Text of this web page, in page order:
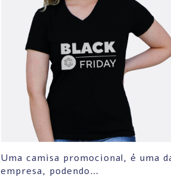
Uma camisa promocional, é uma
empresa, podendo…